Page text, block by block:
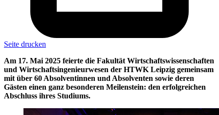
Seite drucken
Am 17. Mai 2025 feierte die Fakultät Wirtschaftswissenschaften
und Wirtschaftsingenieurwesen der HTWK Leipzig gemeinsam
mit über 60 Absolventinnen und Absolventen sowie deren
Gästen einen ganz besonderen Meilenstein: den erfolgreichen
Abschluss ihres Studiums.